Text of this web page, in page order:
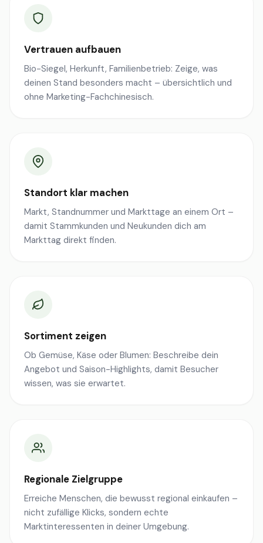
Vertrauen aufbauen
Bio-Siegel, Herkunft, Familienbetrieb: Zeige, was
deinen Stand besonders macht – übersichtlich und
ohne Marketing-Fachchinesisch.
Standort klar machen
Markt, Standnummer und Markttage an einem Ort –
damit Stammkunden und Neukunden dich am
Markttag direkt finden.
Sortiment zeigen
Ob Gemüse, Käse oder Blumen: Beschreibe dein
Angebot und Saison-Highlights, damit Besucher
wissen, was sie erwartet.
Regionale Zielgruppe
Erreiche Menschen, die bewusst regional einkaufen –
nicht zufällige Klicks, sondern echte
Marktinteressenten in deiner Umgebung.